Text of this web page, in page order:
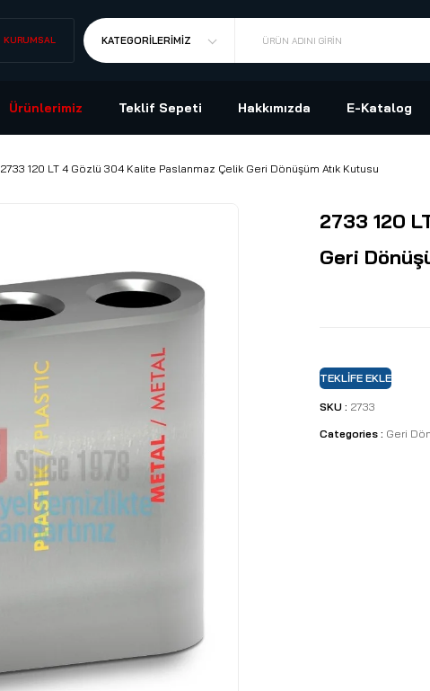
KURUMSAL KATEGORILERIMIZ ÜRÜN ADINI GIRIN
Ürünlerimiz Teklif Sepeti Hakkımızda E-Katalog
2733 120 LT 4 Gözlü 304 Kalite Paslanmaz Çelik Geri Dönüşüm Atık Kutusu
2733 120
Geri
TEKLIFE EKLE
SKU : 2733
Categories : Geri